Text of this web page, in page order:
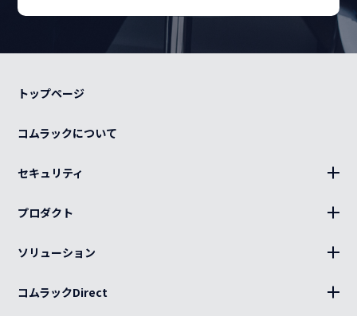
トップページ
コムラックについて
セキュリティ
プロダクト
キャビネット、部材
分電盤
ソリューション
キッティング
コムラックDirect